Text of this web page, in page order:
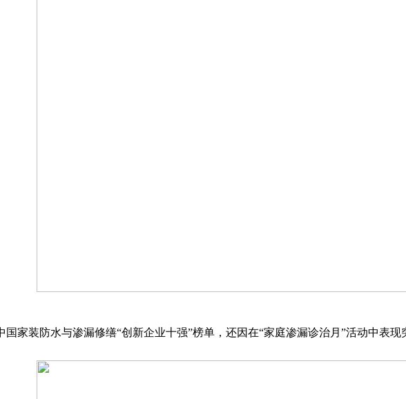
家装防水与渗漏修缮“创新企业十强”榜单，还因在“家庭渗漏诊治月”活动中表现